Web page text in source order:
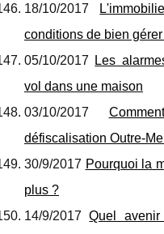
18/10/2017
conditions de bien
05/10/2017
Les
vol dans une maison
03/10/2017
défiscalisation Outre-
30/9/2017 Pourquoi la
plus ?
14/9/2017Quel